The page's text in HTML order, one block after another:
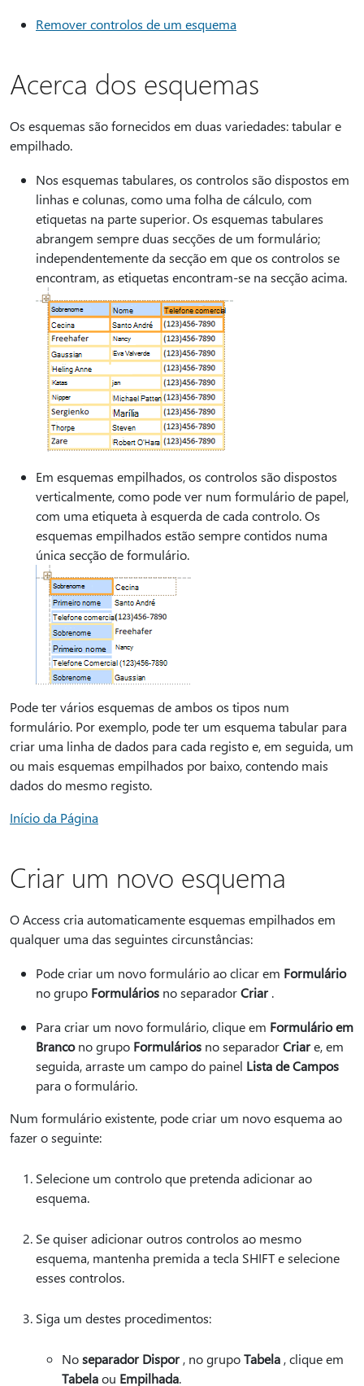
Remover controlos de um esquema
Acerca dos esquemas
Os esquemas são fornecidos em duas variedades: tabular e
empilhado.
Nos esquemas tabulares, os controlos são dispostos em
linhas e colunas, como uma folha de cálculo, com
etiquetas na parte superior. Os esquemas tabulares
abrangem sempre duas secções de um formulário;
independentemente da secção em que os controlos se
encontram, as etiquetas encontram-se na secção acima.
Em esquemas empilhados, os controlos são dispostos
verticalmente, como pode ver num formulário de papel,
com uma etiqueta à esquerda de cada controlo. Os
esquemas empilhados estão sempre contidos numa
única secção de formulário.
Pode ter vários esquemas de ambos os tipos num
formulário. Por exemplo, pode ter um esquema tabular para
criar uma linha de dados para cada registo e, em seguida, um
ou mais esquemas empilhados por baixo, contendo mais
dados do mesmo registo.
Início da Página
Criar um novo esquema
O Access cria automaticamente esquemas empilhados em
qualquer uma das seguintes circunstâncias:
Pode criar um novo formulário ao clicar em Formulário
no grupo Formulários no separadorCriar.
Para criar um novo formulário, clique em Formulário em
Brancono grupo Formulários no separadorCriare, em
seguida, arraste um campo do painel Lista de Campos
para o formulário.
Num formulário existente, pode criar um novo esquema ao
fazer o seguinte:
Selecione um controlo que pretenda adicionar ao
esquema.
Se quiser adicionar outros controlos ao mesmo
esquema, mantenha premida a tecla SHIFT e selecione
esses controlos.
Siga um destes procedimentos:
Noseparador Dispor, no grupoTabela , clique em
Tabelaou Empilhada.